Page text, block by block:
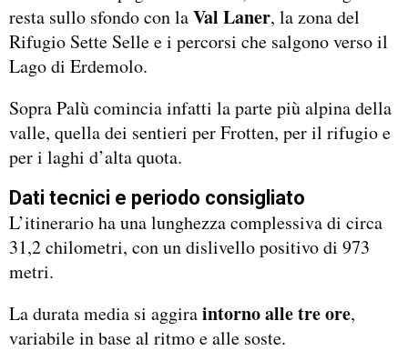
resta sullo sfondo con laVal Laner, la zona del
Rifugio Sette Selle e i percorsi che salgono verso il
Lago di Erdemolo.
Sopra Palù comincia infatti la parte più alpina della
valle, quella dei sentieri per Frotten, per il rifugio e
per i laghi d’alta quota.
Dati tecnici e periodo consigliato
L’itinerario ha una lunghezza complessiva di circa
31,2 chilometri, con un dislivello positivo di 973
metri.
La durata media si aggiraintorno alle tre ore,
variabile in base al ritmo e alle soste.